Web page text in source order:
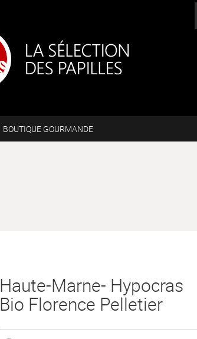
BOUTIQUE GOURMANDE
Haute-Marne- Hypocras
Bio Florence Pelletier